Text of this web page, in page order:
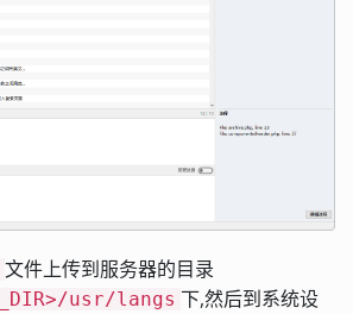
文件上传到服务器的目录
usr/langs 下,然后到系统设